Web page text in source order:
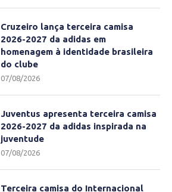
Cruzeiro lança terceira camisa
2026-2027 da adidas em
homenagem à identidade brasileira
do clube
07/08/2026
Juventus apresenta terceira camisa
2026-2027 da adidas inspirada na
juventude
07/08/2026
Terceira camisa do Internacional